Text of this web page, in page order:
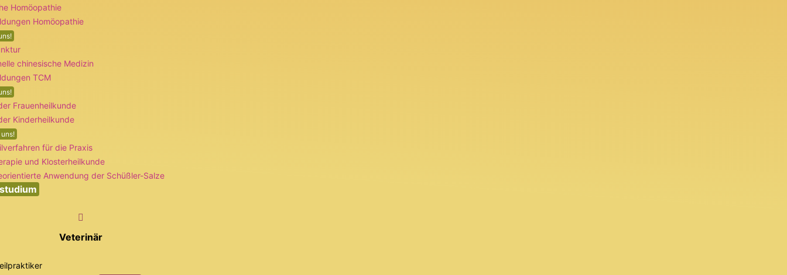
Homöopathie
Homöopathie
chinesische Medizin
TCM
Frauenheilkunde
Kinderheilkunde
für die Praxis
und Klosterheilkunde
Anwendung der Schüßler-Salze
Veterinär